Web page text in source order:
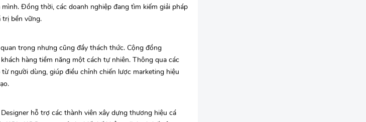
Đồng thời, các doanh nghiệp đang tìm kiếm giải pháp
trị bền vững.
trọng nhưng cũng đầy thách thức. Cộng đồng
hàng tiềm năng một cách tự nhiên. Thông qua các
người dùng, giúp điều chỉnh chiến lược marketing hiệu
hỗ trợ các thành viên xây dựng thương hiệu cá